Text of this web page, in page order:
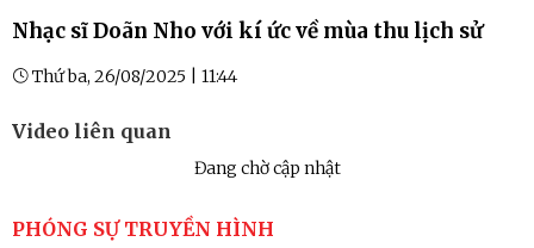
Nhạc sĩ Doãn Nho với kí ức về mùa thu lịch sử
Thứ ba, 26/08/2025 | 11:44
Video liên quan
Đang chờ cập nhật
PHÓNG SỰ TRUYỀN HÌNH